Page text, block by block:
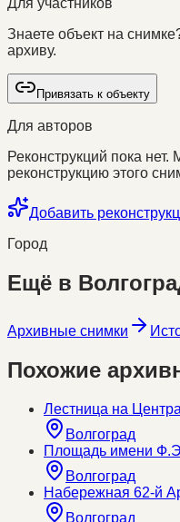
Для участников
Знаете объект на
архиву.
Привязать к объекту
Для авторов
Реконструкций пока
реконструкцию этого
Добавить
Город
Ещё в
Архивные снимки
Похожие
Лестница на
Волгоград
Площадь имени
Волгоград
Набережная 62-й
Волгоград